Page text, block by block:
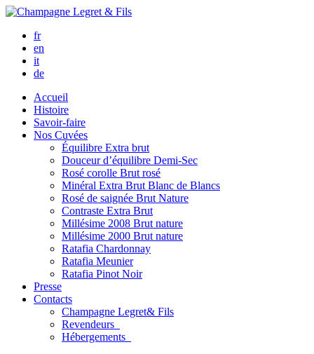
fr
en
it
de
Accueil
Histoire
Savoir-faire
Nos Cuvées
Équilibre Extra brut
Douceur d’équilibre Demi-Sec
Rosé corolle Brut rosé
Minéral Extra Brut Blanc de Blancs
Rosé de saignée Brut Nature
Contraste Extra Brut
Millésime 2008 Brut nature
Millésime 2000 Brut nature
Ratafia Chardonnay
Ratafia Meunier
Ratafia Pinot Noir
Presse
Contacts
Champagne Legret& Fils
Revendeurs
Hébergements